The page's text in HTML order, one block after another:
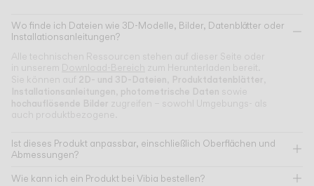
Wo finde ich Dateien wie 3D-Modelle, Bilder, Datenblätter oder
Installationsanleitungen?
Alle technischen Ressourcen stehen auf dieser Seite oder
in unserem Download-Bereich zum Herunterladen bereit.
Sie können auf 2D- und 3D-Dateien Produktdatenblätter
Installationsanleitungen photometrische Daten sowie
hochauflösende Bilder zugreifen – sowohl Umgebungs- als
auch produktbezogene.
Ist dieses Produkt anpassbar, einschließlich Oberflächen und
Abmessungen?
Wie kann ich ein Produkt bei Vibia bestellen?